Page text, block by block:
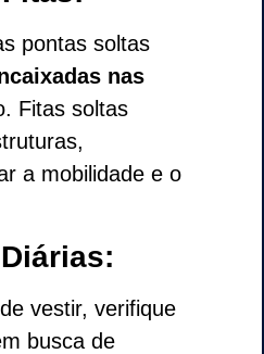
pontas soltas
nas
Fitas soltas
a mobilidade e o
vestir, verifique
busca de